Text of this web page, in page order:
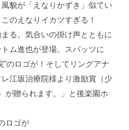
貌が「えなりかずき」似てい
のえなりイカツすぎる！
る。気合いの掛け声とともに
ム進也が登場。スパッツに
”のロゴが！そしてリングアナ
江坂治療院様より激励賞（少
が贈られます。」と後楽園ホ
ロゴが